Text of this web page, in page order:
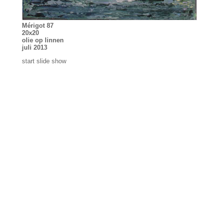
Mérigot 87
20x20
olie op linnen
juli 2013
start slide show